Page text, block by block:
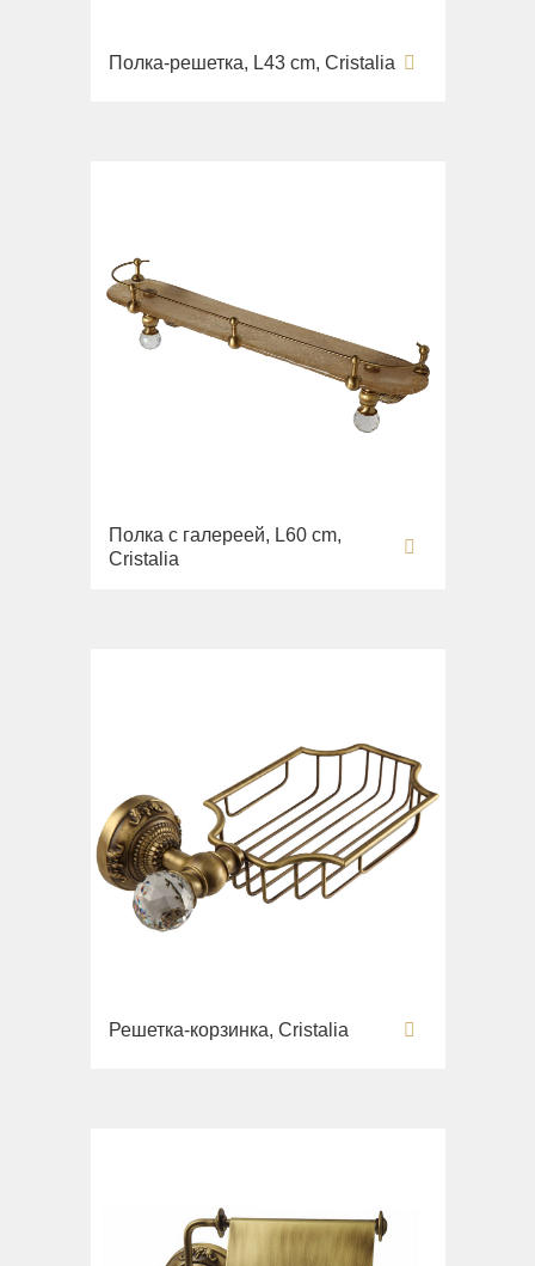
Полка-решетка, L43 cm, Cristalia
Полка с галереей, L60 cm,
Cristalia
Решетка-корзинка, Cristalia